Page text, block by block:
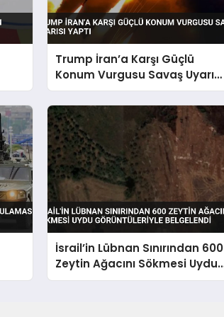
Trump İran’a Karşı Güçlü
Konum Vurgusu Savaş Uyarısı
Yaptı
İsrail’in Lübnan Sınırından 600
Zeytin Ağacını Sökmesi Uydu
Görüntüleriyle Belgelendi